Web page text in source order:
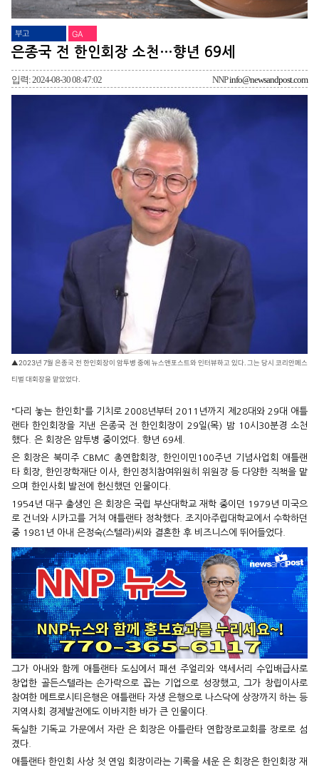
부고 GA
은종국 전 한인회장 소천…향년 69세
입력: 2024-08-30 08:47:02 NNPinfo@newsandpost.com
▲2023년 7월 은종국 전 한인회장이 암투병 중에 뉴스앤포스트와 인터뷰하고 있다. 그는 당시 코리안페스
티벌 대회장을 맡았었다.
"다리 놓는 한인회"를 기치로 2008년부터 2011년까지 제28대와 29대 애틀
랜타 한인회장을 지낸 은종국 전 한인회장이 29일(목) 밤 10시30분경 소천
했다. 은 회장은 암투병 중이었다. 향년 69세.
은 회장은 북미주 CBMC 총연합회장, 한인이민100주년 기념사업회 애틀랜
타 회장, 한인장학재단 이사, 한인정치참여위원히 위원장 등 다양한 직책을 맡
으며 한인사회 발전에 헌신했던 인물이다.
1954년 대구 출생인 은 회장은 국립 부산대학교 재학 중이던 1979년 미국으
로 건너와 시카고를 거쳐 애틀랜타 정착했다. 조지아주립대학교에서 수학하던
중 1981년 아내 은정숙(스텔라)씨와 결혼한 후 비즈니스에 뛰어들었다.
그가 아내와 함께 애틀랜타 도심에서 패션 주얼리와 액세서리 수입배급사로
창업한 골든스텔라는 손가락으로 꼽는 기업으로 성장했고, 그가 창립이사로
참여한 메트로시티은행은 애틀랜타 자생 은행으로 나스닥에 상장까지 하는 등
지역사회 경제발전에도 이바지한 바가 큰 인물이다.
독실한 기독교 가문에서 자란 은 회장은 아틀란타 연합장로교회를 장로로 섬
겼다.
애틀랜타 한인회 사상 첫 연임 회장이라는 기록을 세운 은 회장은 한인회장 재